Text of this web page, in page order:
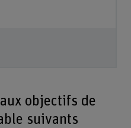
objectifs de
suivants